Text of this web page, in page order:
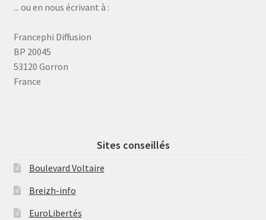
... ou en nous écrivant à :
Francephi Diffusion
BP 20045
53120 Gorron
France
Sites conseillés
Boulevard Voltaire
Breizh-info
EuroLibertés